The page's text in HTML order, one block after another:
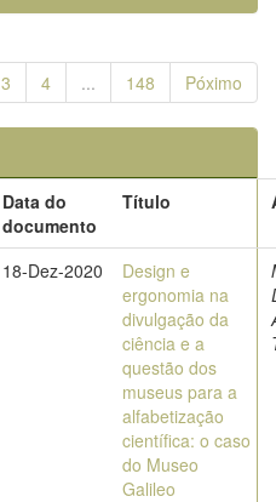
3 4 ... 148 Póximo
Data do
documento
Título
18-Dez-2020
Design e
ergonomia na
divulgação da
ciência e a
questão dos
museus para a
alfabetização
científica: o caso
do Museo
Galileo